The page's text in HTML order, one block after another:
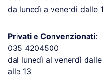
da lunedì a venerdì dalle
Privati e Convenzionati:
035 4204500
dal lunedì al venerdì
alle 13